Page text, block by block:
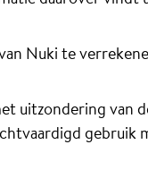
Nuki te
uitzondering van
gebruik